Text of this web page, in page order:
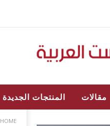
مقالات المنتجات الجديدة
HOME